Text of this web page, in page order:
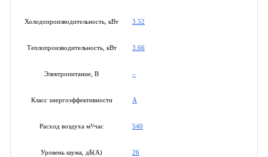
Холодопроизводительность, кВт 3.52
Теплопроизводительность, кВт 3.66
Электропитание, В –
Класс энергоэффективности A
Расход воздуха м³/час 540
Уровень шума, дБ(А) 26